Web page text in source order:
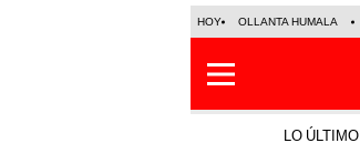
HOY OLLANTA HUMALA
LO ÚLTIMO